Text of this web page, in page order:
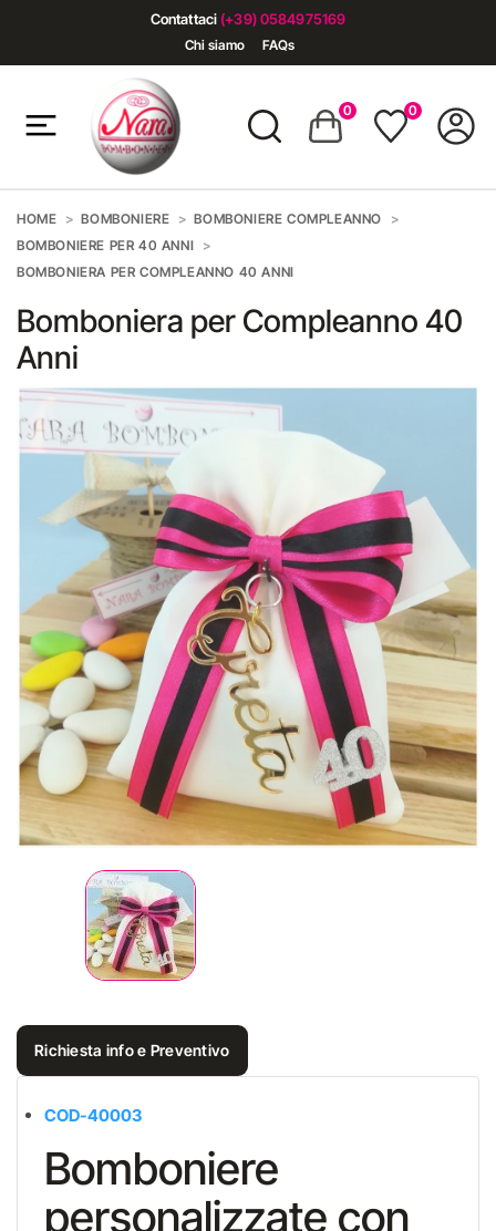
Contattaci (+39) 0584975169
Chi siamo FAQs
0 0
HOME BOMBONIERE
BOMBONIERE COMPLEANNO
BOMBONIERE PER 40 ANNI
BOMBONIERA PER COMPLEANNO 40 ANNI
Bomboniera per Compleanno 40
Anni
Richiesta info e Preventivo
COD-40003
Bomboniere
personalizzate con